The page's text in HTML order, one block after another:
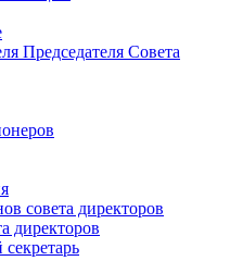
Председателя Совета
совета директоров
директоров